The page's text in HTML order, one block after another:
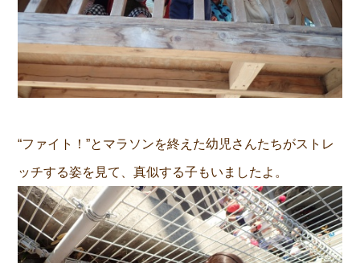
“ファイト！”とマラソンを終えた幼児さんたちがストレ
ッチする姿を見て、真似する子もいましたよ。